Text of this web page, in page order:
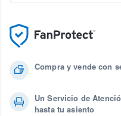
Compra y vende con
Un Servicio de
hasta tu asiento